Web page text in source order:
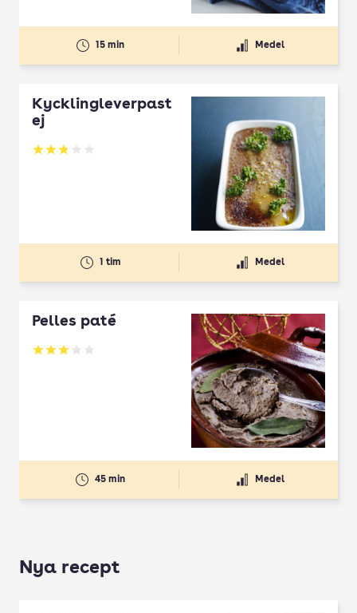
15 min Medel
Kycklingleverpast
ej
Betyg: 2.87 av 5
1 tim Medel
Pelles paté
Betyg: 3.16 av 5
45 min Medel
Nya recept